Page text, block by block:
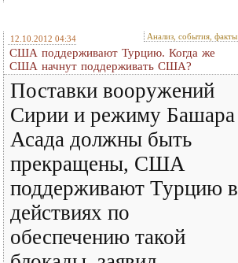
12.10.2012 04:34 Анализ, события, факты
США поддерживают Турцию. Когда же
США начнут поддерживать США?
Поставки вооружений
Сирии и режиму Башара
Асада должны быть
прекращены, США
поддерживают Турцию в
действиях по
обеспечению такой